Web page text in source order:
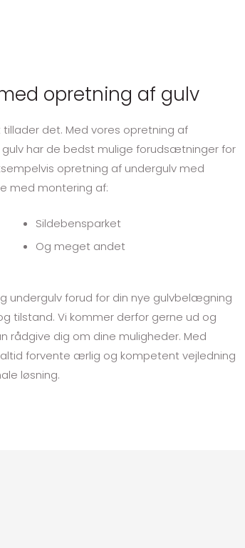
opretning af gulv
det. Med vores opretning af
har de bedst mulige forudsætninger for
opretning af undergulv med
med montering af:
​​Sildebensparket
​Og meget andet​
undergulv forud for din nye gulvbelægning
tilstand. Vi kommer derfor gerne ud og
rådgive dig om dine muligheder. Med
forvente ærlig og kompetent vejledning
løsning.​